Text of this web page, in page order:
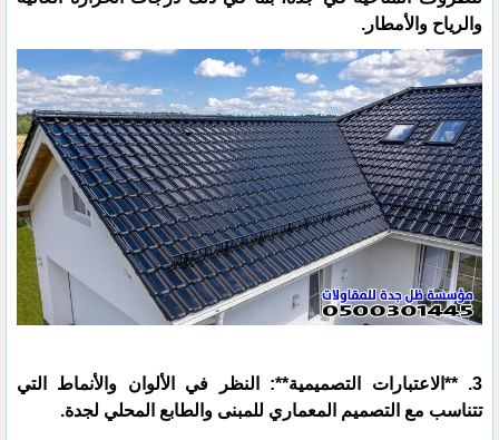
والرياح والأمطار.
3. **الاعتبارات التصميمية**: النظر في الألوان والأنماط التي
تتناسب مع التصميم المعماري للمبنى والطابع المحلي لجدة.